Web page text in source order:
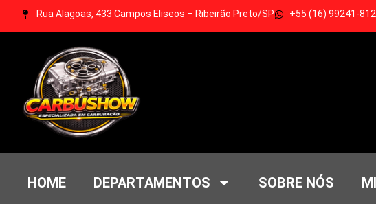
Rua Alagoas, 433 Campos Eliseos – Ribeirão Preto/SP +55 (16) 99241-
HOME DEPARTAMENTOS SOBRE NÓS